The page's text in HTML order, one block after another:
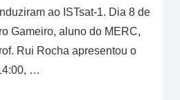
ao ISTsat-1. Dia 8 de
Gameiro, aluno do MERC,
Rui Rocha apresentou o
…